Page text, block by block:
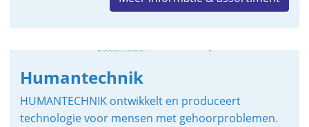
Humantechnik
HUMANTECHNIK ontwikkelt en produceert
technologie voor mensen met gehoorproblemen.